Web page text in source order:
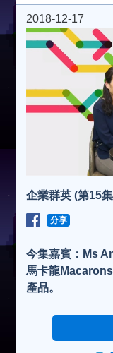
2018-12-17
企業群英 (第15
分享
今集嘉賓：Ms
馬卡龍
產品。